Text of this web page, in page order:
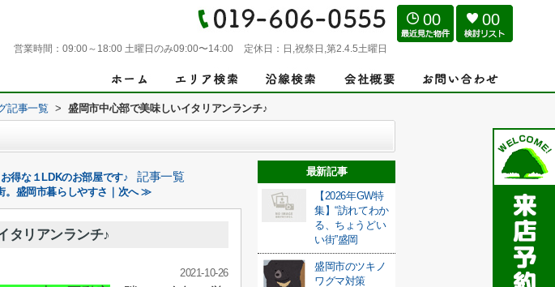
営業時間： 09:00～18:00 土曜日のみ09:00〜14:00 定休日： 日,祝祭日,第2.4.5土曜日
00 00
記事一覧 > 盛岡市中心部で美味しいイタリアンランチ♪
得な１LDKのお部屋です♪ 記事一覧
。盛岡市暮らしやすさ｜次へ ≫
タリアンランチ♪
2021-10-26
最新記事
【2026年GW特
集】“訪れてわか
る、ちょうどい
い街”盛岡
盛岡市のツキノ
ワグマ対策